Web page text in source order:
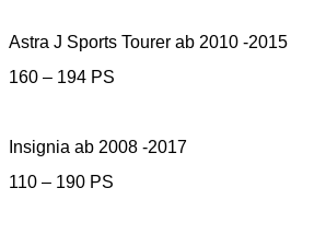
Astra J Sports Tourer ab 2010 -2015
160 – 194 PS
Insignia ab 2008 -2017
110 – 190 PS